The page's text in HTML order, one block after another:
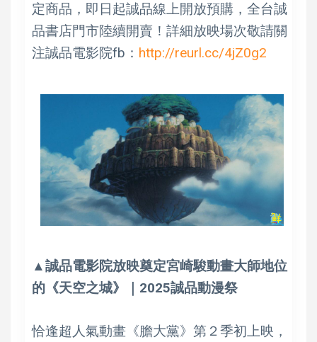
定商品，即日起誠品線上開放預購，全台誠
品書店門市陸續開賣！詳細放映場次敬請關
注誠品電影院fb： http://reurl.cc/4jZ0g2
▲誠品電影院放映奠定宮崎駿動畫大師地位
的《天空之城》｜2025誠品動漫祭
恰逢超人氣動畫《膽大黨》第２季初上映，